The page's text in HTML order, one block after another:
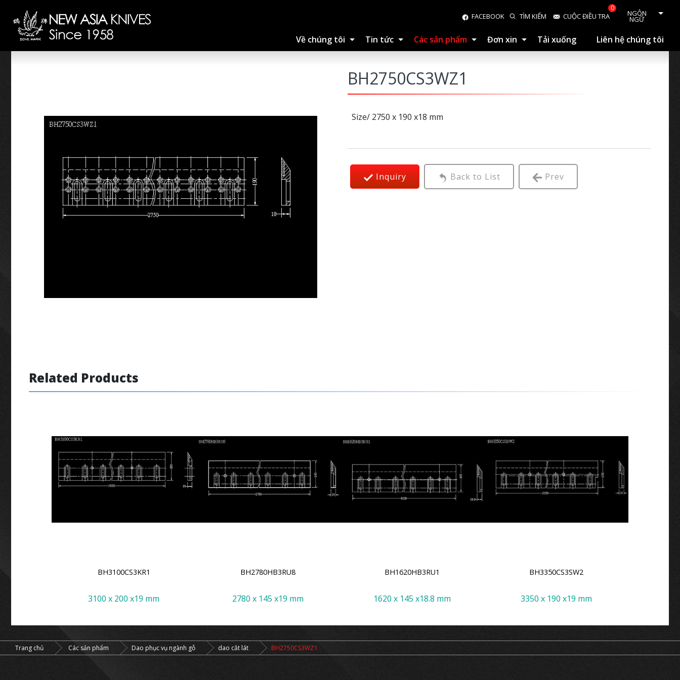
FACEBOOK TÌM KIẾM
0
CUỘC ĐIỀU TRA NGÔN
NGỮ
Về chúng tôi Tin tức Các sản phẩm Đơn xin Tải xuống Liên hệ chúng tôi
BH2750CS3WZ1
Size/ 2750 x 190 x18 mm
Inquiry Back to List Prev
Related Products
BH3100CS3KR1
3100 x 200 x19 mm
BH2780HB3RU8
2780 x 145 x19 mm
BH1620HB3RU1
1620 x 145 x18.8 mm
BH3350CS3SW2
3350 x 190 x19 mm
Trang chủ Các sản phẩm Dao phục vụ ngành gỗ dao cắt lát BH2750CS3WZ1